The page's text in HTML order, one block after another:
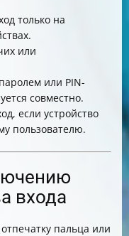
только на
или
или PIN-
совместно.
если устройство
пользователю.
входа
пальца или